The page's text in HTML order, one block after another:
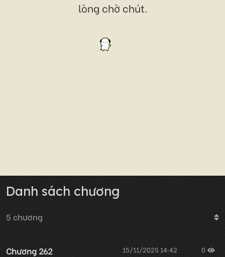
lòng chờ chút.
Danh sách chương
5 chương
Chương 262 15/11/2025 14:42 0